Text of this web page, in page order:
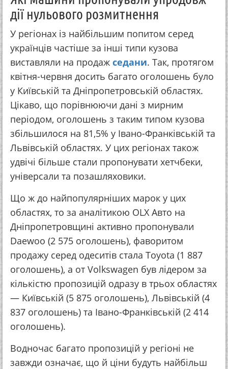
дії нульового розмитнення
У регіонах із найбільшим попитом серед
українців частіше за інші типи кузова
виставляли на продаж седани. Так, протягом
квітня-червня досить багато оголошень було
у Київській та Дніпропетровській областях.
Цікаво, що порівнюючи дані з мирним
періодом, оголошень з таким типом кузова
збільшилося на 81,5% у Івано-Франківській та
Львівській областях. У цих регіонах також
удвічі більше стали пропонувати хетчбеки,
універсали та позашляховики.
Що ж до найпопулярніших марок у цих
областях, то за аналітикою OLX Авто на
Дніпропетровщині активно пропонували
Daewoo (2 575 оголошень), фаворитом
продажу серед одеситів стала Toyota (1 887
оголошень), а от Volkswagen був лідером за
кількістю пропозицій одразу в трьох областях
— Київській (5 875 оголошень), Львівській (4
837 оголошень) та Івано-Франківській (2 414
оголошень).
Водночас багато пропозицій у регіоні не
завжди означає, що й ціни будуть найбільш